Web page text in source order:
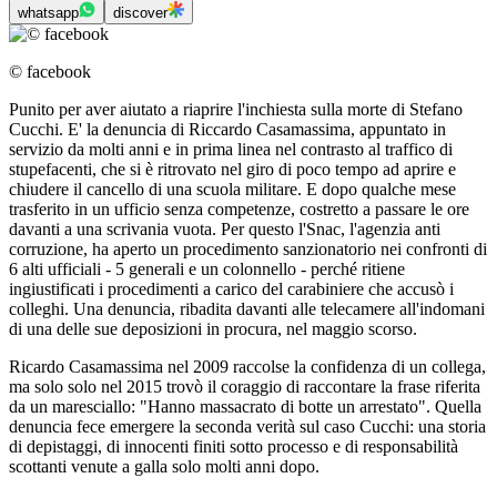
whatsapp discover
© facebook
Punito per aver aiutato a riaprire l'inchiesta sulla morte di Stefano
Cucchi. E' la denuncia di Riccardo Casamassima, appuntato in
servizio da molti anni e in prima linea nel contrasto al traffico di
stupefacenti, che si è ritrovato nel giro di poco tempo ad aprire e
chiudere il cancello di una scuola militare. E dopo qualche mese
trasferito in un ufficio senza competenze, costretto a passare le ore
davanti a una scrivania vuota. Per questo l'Snac, l'agenzia anti
corruzione, ha aperto un procedimento sanzionatorio nei confronti di
6 alti ufficiali - 5 generali e un colonnello - perché ritiene
ingiustificati i procedimenti a carico del carabiniere che accusò i
colleghi. Una denuncia, ribadita davanti alle telecamere all'indomani
di una delle sue deposizioni in procura, nel maggio scorso.
Ricardo Casamassima nel 2009 raccolse la confidenza di un collega,
ma solo solo nel 2015 trovò il coraggio di raccontare la frase riferita
da un maresciallo: "Hanno massacrato di botte un arrestato". Quella
denuncia fece emergere la seconda verità sul caso Cucchi: una storia
di depistaggi, di innocenti finiti sotto processo e di responsabilità
scottanti venute a galla solo molti anni dopo.